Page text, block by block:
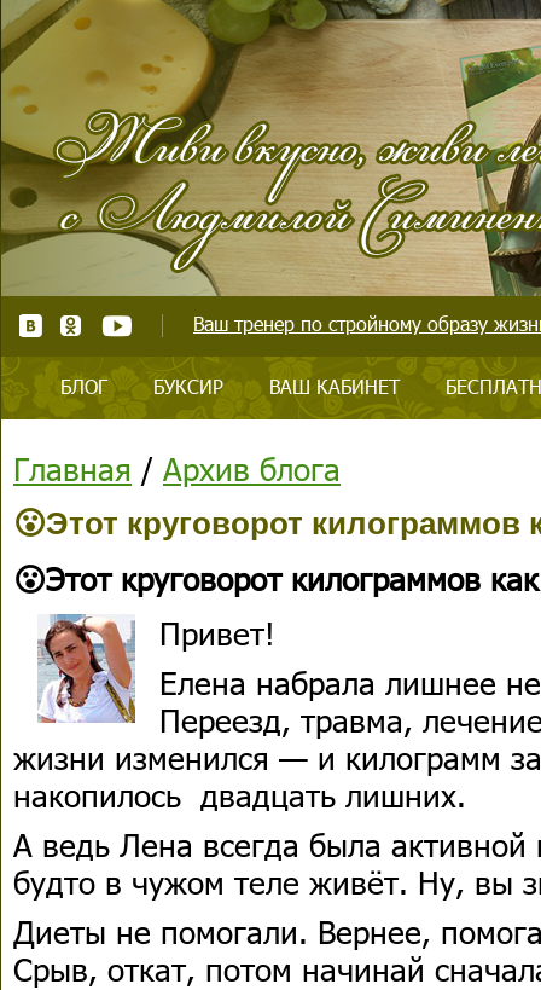
Ваш тренер по стройному образу
БЛОГ БУКСИР ВАШ КАБИНЕТ
Главная / Архив блога
😮Этот круговорот килограммов
😮Этот круговорот килограммов
Привет!
Елена набрала лишнее
Переезд, травма,
жизни изменился — и килограмм
накопилось двадцать лишних.
А ведь Лена всегда была
будто в чужом теле живёт. Ну, вы
Диеты не помогали. Вернее,
Срыв, откат, потом начинай